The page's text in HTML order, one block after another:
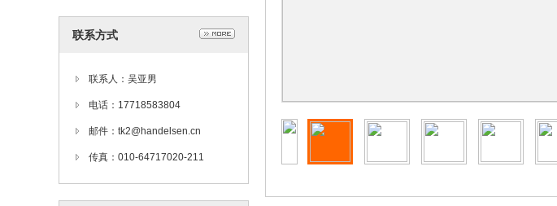
联系方式
联系人：吴亚男
电话：17718583804
邮件：tk2@handelsen.cn
传真：010-64717020-211